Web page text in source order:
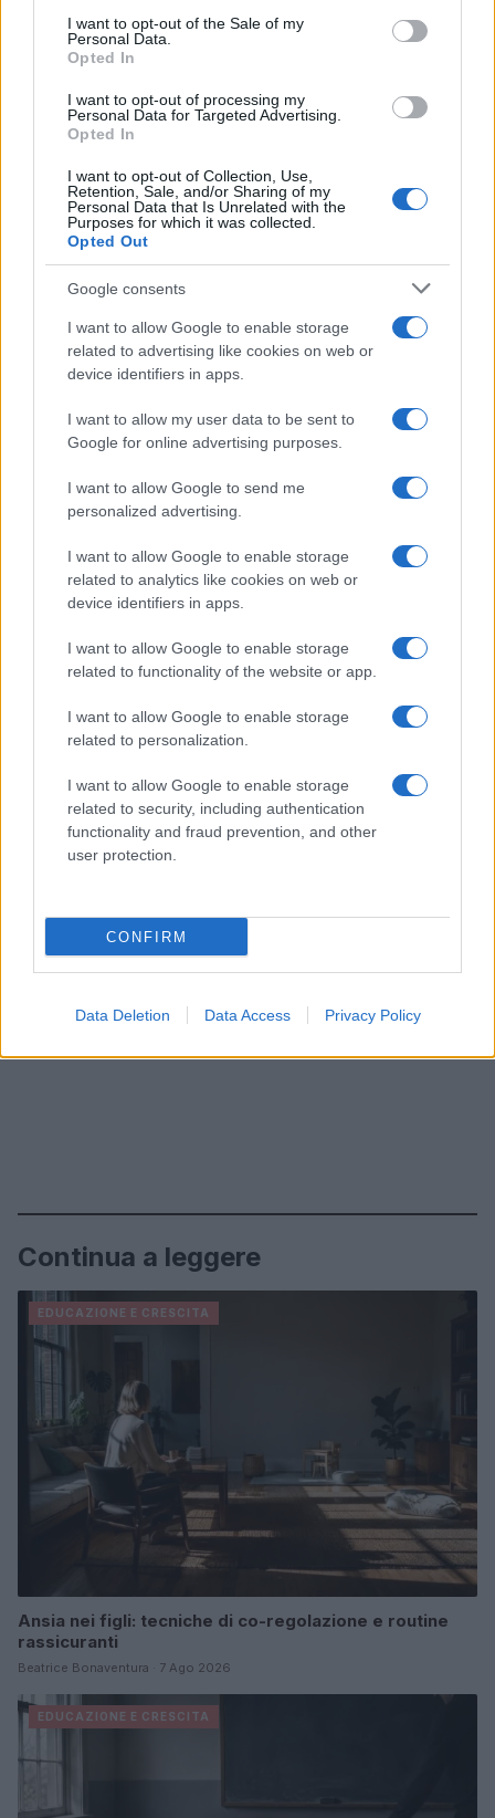
consent section.
I want to opt-out of the Sale of my
Personal Data.
Opted In
I want to opt-out of processing my
Personal Data for Targeted Advertising.
Opted In
I want to opt-out of Collection, Use,
Retention, Sale, and/or Sharing of my
Personal Data that Is Unrelated with the
Purposes for which it was collected.
Opted Out
Google consents
I want to allow Google to enable storage
related to advertising like cookies on web or
device identifiers in apps.
I want to allow my user data to be sent to
Google for online advertising purposes.
I want to allow Google to send me
personalized advertising.
I want to allow Google to enable storage
related to analytics like cookies on web or
device identifiers in apps.
I want to allow Google to enable storage
related to functionality of the website or app.
I want to allow Google to enable storage
related to personalization.
I want to allow Google to enable storage
related to security, including authentication
functionality and fraud prevention, and other
user protection.
CONFIRM
Data Deletion Data Access Privacy Policy
Un patto familiare per informarsi meglio
Stabilire unpatto
condiviso: si guarda un contenuto informativo, si
applica il mini toolkit, si annotano dubbi, si torna
di canali e risorse utili, includendo punti di vista
diversi. Il genitore guida il metodo, il ragazzo porta
curiosità ed esempi. Nel tempo, la vera abilità non
Da qui nasce una cittadinanza digitale più matura,
capace di scegliere e di prendersi cura delle parole
AUTORE
Camilla Fiore
Camilla Fiore, da Verona, annotò la prima
review dopo aver testato un siero durante la
Fiera della Cosmesi: quell’articolo cambiò la
linea editoriale dedicata alla prova prodotto.
Propone rubriche con taglio rigoroso e porta
in redazione la precisione di chi colleziona
vecchi campionari.
Continua a leggere
EDUCAZIONE E CRESCITA
Ansia nei figli: tecniche di co-regolazione e routine
rassicuranti
Beatrice Bonaventura · 7 Ago 2026
EDUCAZIONE E CRESCITA